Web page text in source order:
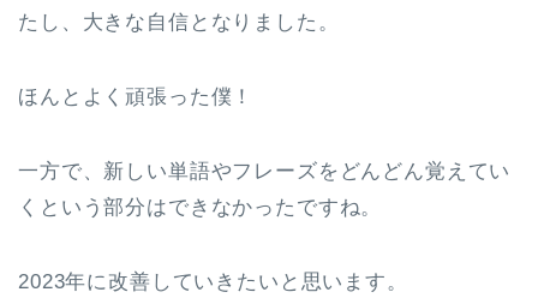
たし、大きな自信となりました。
ほんとよく頑張った僕！
一方で、新しい単語やフレーズをどんどん覚えてい
くという部分はできなかったですね。
2023年に改善していきたいと思います。